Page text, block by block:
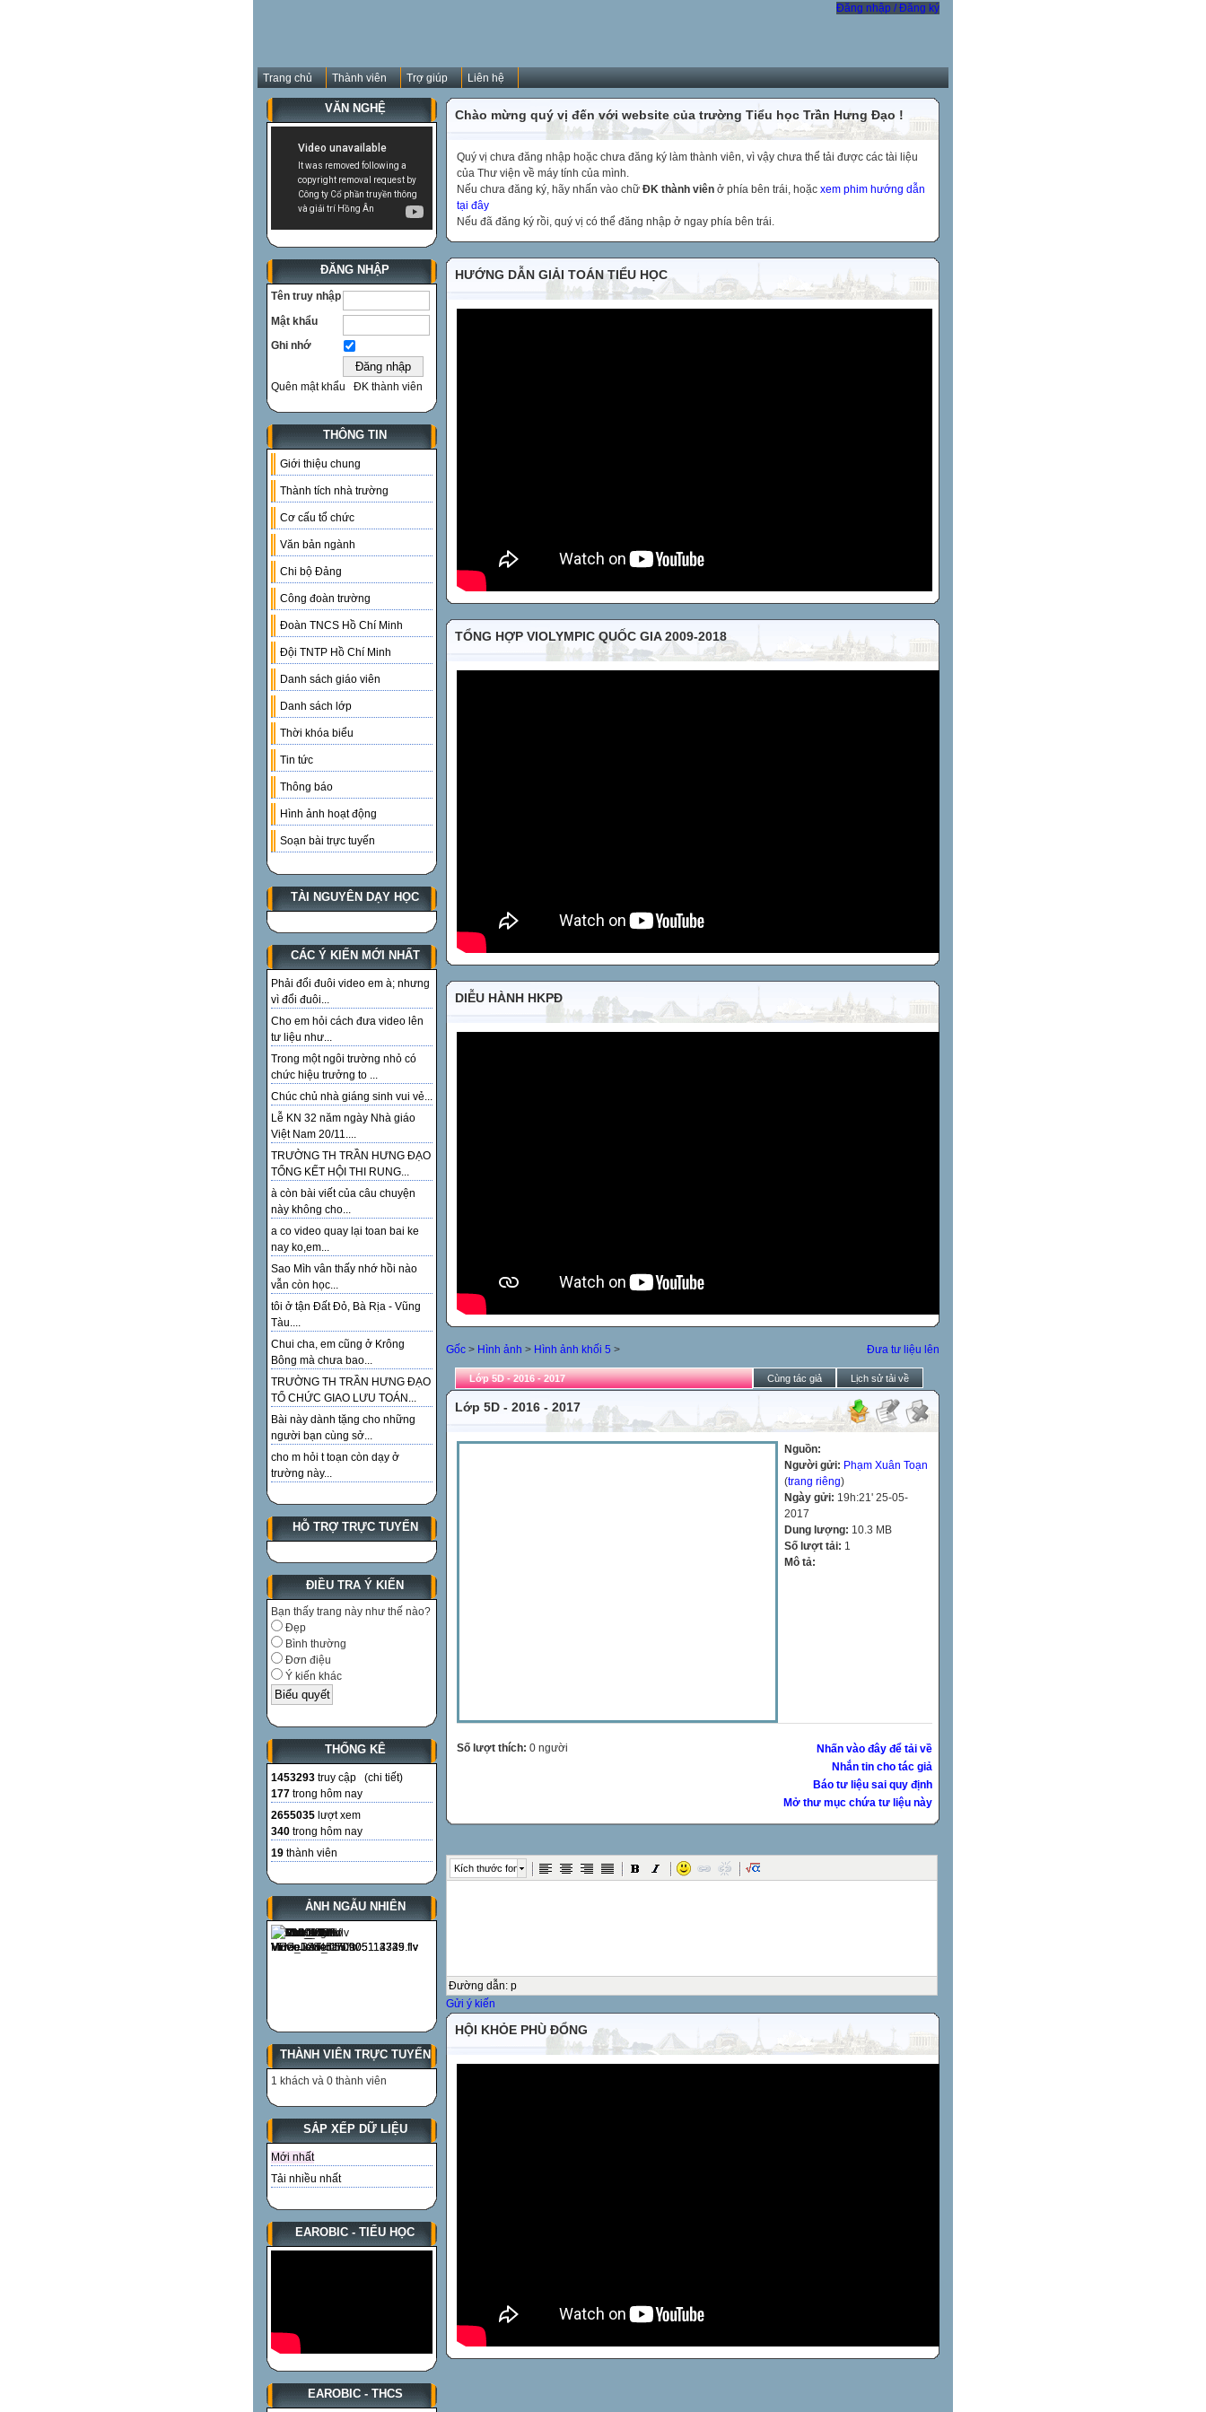
Đăng nhập / Đăng ký
Trang chủ Thành viên Trợ giúp Liên hệ
VĂN NGHỆ
ĐĂNG NHẬP
Tên truy nhập
Mật khẩu
Ghi nhớ
Quên mật khẩu ĐK thành viên
THÔNG TIN
Giới thiệu chung
Thành tích nhà trường
Cơ cấu tổ chức
Văn bản ngành
Chi bộ Đảng
Công đoàn trường
Đoàn TNCS Hồ Chí Minh
Đội TNTP Hồ Chí Minh
Danh sách giáo viên
Danh sách lớp
Thời khóa biểu
Tin tức
Thông báo
Hình ảnh hoạt động
Soạn bài trực tuyến
TÀI NGUYÊN DẠY HỌC
CÁC Ý KIẾN MỚI NHẤT
Phải đổi đuôi video em à; nhưng
vì đổi đuôi...
Cho em hỏi cách đưa video lên
tư liệu như...
Trong một ngôi trường nhỏ có
chức hiệu trưởng to ...
Chúc chủ nhà giáng sinh vui vẻ...
Lễ KN 32 năm ngày Nhà giáo
Việt Nam 20/11....
TRƯỜNG TH TRẦN HƯNG ĐẠO
TỔNG KẾT HỘI THI RUNG...
à còn bài viết của câu chuyện
này không cho...
a co video quay lại toan bai ke
nay ko,em...
Sao Mìh vân thấy nhớ hồi nào
vẫn còn học...
tôi ở tận Đất Đỏ, Bà Rịa - Vũng
Tàu....
Chui cha, em cũng ở Krông
Bông mà chưa bao...
TRƯỜNG TH TRẦN HƯNG ĐẠO
TỔ CHỨC GIAO LƯU TOÁN...
Bài này dành tặng cho những
người bạn cùng sở...
cho m hỏi t toạn còn dạy ở
trường này...
HỖ TRỢ TRỰC TUYẾN
ĐIỀU TRA Ý KIẾN
Bạn thấy trang này như thế nào?
Đẹp
Bình thường
Đơn điệu
Ý kiến khác
THỐNG KÊ
1453293 truy cập (chi tiết)
177 trong hôm nay
2655035 lượt xem
340 trong hôm nay
19 thành viên
ẢNH NGẪU NHIÊN
THÀNH VIÊN TRỰC TUYẾN
1 khách và 0 thành viên
SẮP XẾP DỮ LIỆU
Mới nhất
Tải nhiều nhất
EAROBIC - TIỂU HỌC
EAROBIC - THCS
Chào mừng quý vị đến với website của trường Tiểu học Trần Hưng Đạo !
Quý vị chưa đăng nhập hoặc chưa đăng ký làm thành viên, vì vậy chưa thể tải được các tài liệu
của Thư viện về máy tính của mình.
Nếu chưa đăng ký, hãy nhấn vào chữ ĐK thành viên ở phía bên trái, hoặc xem phim hướng dẫn
tại đây
Nếu đã đăng ký rồi, quý vị có thể đăng nhập ở ngay phía bên trái.
HƯỚNG DẪN GIẢI TOÁN TIỂU HỌC
TỔNG HỢP VIOLYMPIC QUỐC GIA 2009-2018
DIỄU HÀNH HKPĐ
Đưa tư liệu lên
Gốc > Hình ảnh > Hình ảnh khối 5 >
Lớp 5D - 2016 - 2017 Cùng tác giả Lịch sử tải về
Lớp 5D - 2016 - 2017
Nguồn:
Người gửi: Phạm Xuân Toạn
(trang riêng)
Ngày gửi: 19h:21' 25-05-
2017
Dung lượng: 10.3 MB
Số lượt tải: 1
Mô tả:
Nhấn vào đây để tải về
Nhắn tin cho tác giả
Báo tư liệu sai quy định
Mở thư mục chứa tư liệu này
Số lượt thích: 0 người
Kích thước font
Đường dẫn: p
Gửi ý kiến
HỘI KHỎE PHÙ ĐỔNG